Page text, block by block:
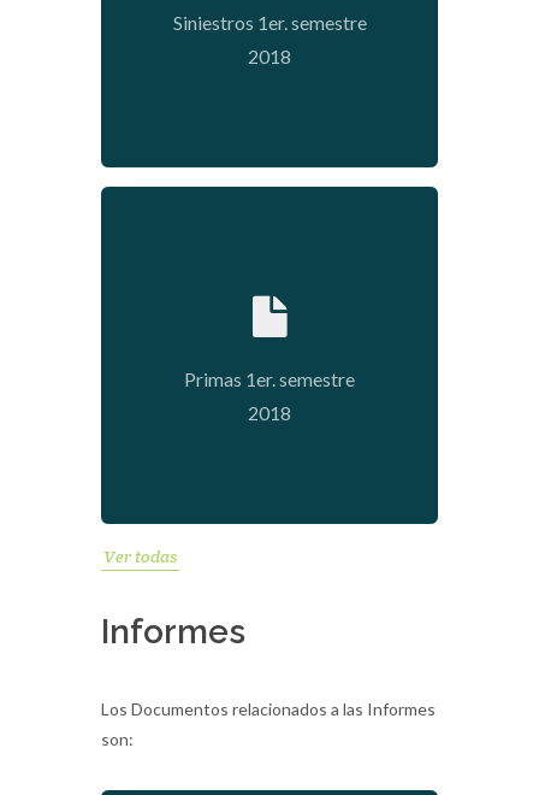
Siniestros 1er. semestre
2018
Primas 1er. semestre
2018
Ver todas
Informes
Los Documentos relacionados a las Informes
son: